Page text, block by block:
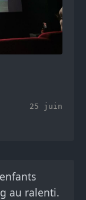
25 juin
au ralenti.